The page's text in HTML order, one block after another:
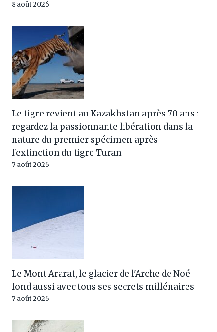
8 août 2026
Le tigre revient au Kazakhstan après 70 ans :
regardez la passionnante libération dans la
nature du premier spécimen après
l'extinction du tigre Turan
7 août 2026
Le Mont Ararat, le glacier de l'Arche de Noé
fond aussi avec tous ses secrets millénaires
7 août 2026